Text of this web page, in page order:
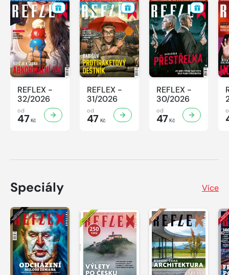
REFLEX -
32/2026
od
47 Kč
REFLEX -
31/2026
od
47 Kč
REFLEX -
30/2026
od
47Kč
Speciály Více